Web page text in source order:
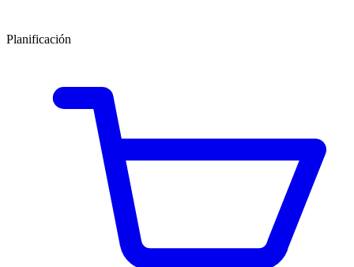
Planificación